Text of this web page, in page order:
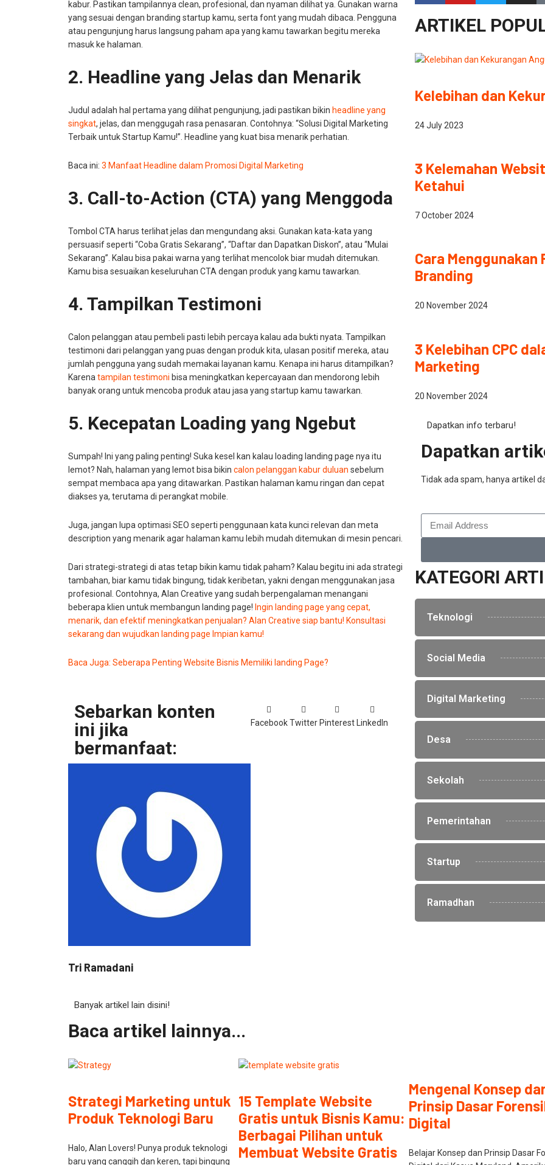
kabur. Pastikan tampilannya clean, profesional, dan nyaman dilihat ya. Gunakan warna
yang sesuai dengan branding startup kamu, serta font yang mudah dibaca. Pengguna
atau pengunjung harus langsung paham apa yang kamu tawarkan begitu mereka
masuk ke halaman.
2. Headline yang Jelas dan Menarik
Judul adalah hal pertama yang dilihat pengunjung, jadi pastikan bikin headline yang
singkat, jelas, dan menggugah rasa penasaran. Contohnya: “Solusi Digital Marketing
Terbaik untuk Startup Kamu!”. Headline yang kuat bisa menarik perhatian.
Baca ini: 3 Manfaat Headline dalam Promosi Digital Marketing
3. Call-to-Action (CTA) yang Menggoda
Tombol CTA harus terlihat jelas dan mengundang aksi. Gunakan kata-kata yang
persuasif seperti “Coba Gratis Sekarang”, “Daftar dan Dapatkan Diskon”, atau “Mulai
Sekarang”. Kalau bisa pakai warna yang terlihat mencolok biar mudah ditemukan.
Kamu bisa sesuaikan keseluruhan CTA dengan produk yang kamu tawarkan.
4. Tampilkan Testimoni
Calon pelanggan atau pembeli pasti lebih percaya kalau ada bukti nyata. Tampilkan
testimoni dari pelanggan yang puas dengan produk kita, ulasan positif mereka, atau
jumlah pengguna yang sudah memakai layanan kamu. Kenapa ini harus ditampilkan?
Karena tampilan testimoni bisa meningkatkan kepercayaan dan mendorong lebih
banyak orang untuk mencoba produk atau jasa yang startup kamu tawarkan.
5. Kecepatan Loading yang Ngebut
Sumpah! Ini yang paling penting! Suka kesel kan kalau loading landing page nya itu
lemot? Nah, halaman yang lemot bisa bikin calon pelanggan kabur duluan sebelum
sempat membaca apa yang ditawarkan. Pastikan halaman kamu ringan dan cepat
diakses ya, terutama di perangkat mobile.
Juga, jangan lupa optimasi SEO seperti penggunaan kata kunci relevan dan meta
description yang menarik agar halaman kamu lebih mudah ditemukan di mesin pencari.
Dari strategi-strategi di atas tetap bikin kamu tidak paham? Kalau begitu ini ada strategi
tambahan, biar kamu tidak bingung, tidak keribetan, yakni dengan menggunakan jasa
profesional. Contohnya, Alan Creative yang sudah berpengalaman menangani
beberapa klien untuk membangun landing page! Ingin landing page yang cepat,
menarik, dan efektif meningkatkan penjualan? Alan Creative siap bantu! Konsultasi
sekarang dan wujudkan landing page Impian kamu!
Baca Juga: Seberapa Penting Website Bisnis Memiliki landing Page?
Sebarkan konten
ini jika
bermanfaat:
Facebook Twitter Pinterest LinkedIn
Tri Ramadani
ARTIKEL
Kelebihan dan
24 July 2023
3 Kelemahan
Ketahui
7 October 2024
Cara
Branding
20 November 2024
3 Kelebihan CPC
Marketing
20 November 2024
Dapatkan info terbaru!
Dapatkan
Tidak ada spam, hanya artikel
KATEGORI
Teknologi
Social Media
Digital Marketing
Desa
Sekolah
Pemerintahan
Startup
Ramadhan
Banyak artikel lain disini!
Baca artikel lainnya...
Strategi Marketing untuk
Produk Teknologi Baru
Halo, Alan Lovers! Punya produk teknologi
baru yang canggih dan keren, tapi bingung
15 Template Website
Gratis untuk Bisnis Kamu:
Berbagai Pilihan untuk
Membuat Website Gratis
Mengenal Konsep
Prinsip Dasar
Digital
Belajar Konsep dan Prinsip Dasar